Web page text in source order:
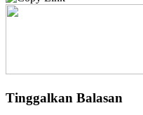
Tinggalkan Balasan